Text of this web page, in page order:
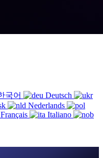
국어
Deutsch
Nederlands
Français
Italiano